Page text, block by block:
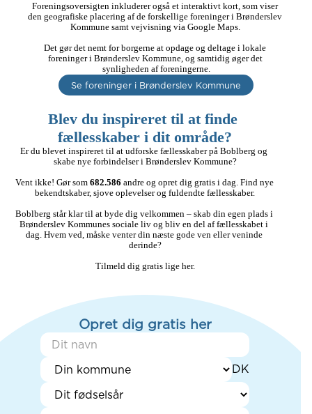
Foreningsoversigten inkluderer også et interaktivt kort, som viser
den geografiske placering af de forskellige foreninger i Brønderslev
Kommune samt vejvisning via Google Maps.
Det gør det nemt for borgerne at opdage og deltage i lokale
foreninger i Brønderslev Kommune, og samtidig øger det
synligheden af foreningerne.
Se foreninger i Brønderslev Kommune
Blev du inspireret til at finde
fællesskaber i dit område?
Er du blevet inspireret til at udforske fællesskaber på Boblberg og
skabe nye forbindelser i Brønderslev Kommune?
Vent ikke! Gør som 682.586 andre og opret dig gratis i dag. Find nye
bekendtskaber, sjove oplevelser og fuldendte fællesskaber.
Boblberg står klar til at byde dig velkommen – skab din egen plads i
Brønderslev Kommunes sociale liv og bliv en del af fællesskabet i
dag. Hvem ved, måske venter din næste gode ven eller veninde
derinde?
Tilmeld dig gratis lige her.
Opret dig gratis her